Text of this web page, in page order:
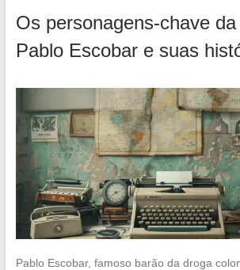
Os personagens-chave
Pablo Escobar e suas
Pablo Escobar, famoso barão da droga